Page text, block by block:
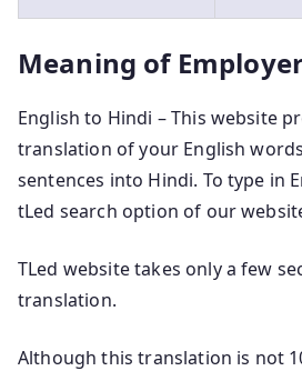
Meaning of
English to Hindi – This website
translation of your English
sentences into Hindi. To type in
tLed search option of our
TLed website takes only a few
translation.
Although this translation is not